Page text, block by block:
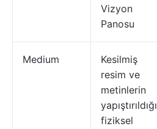
Vizyon
Panosu
Medium
Kesilmiş
resim ve
metinlerin
yapıştırıldığı
fiziksel